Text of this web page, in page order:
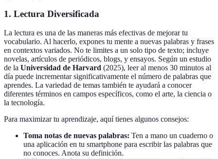
1. Lectura Diversificada
La lectura es una de las maneras más efectivas de mejorar tu
vocabulario. Al hacerlo, expones tu mente a nuevas palabras y frases
en contextos variados. No te limites a un solo tipo de texto; incluye
novelas, artículos de periódicos, blogs, y ensayos. Según un estudio
de la Universidad de Harvard (2025), leer al menos 30 minutos al
día puede incrementar significativamente el número de palabras que
aprendes. La variedad de temas también te ayudará a conocer
diferentes términos en campos específicos, como el arte, la ciencia o
la tecnología.
Para maximizar tu aprendizaje, aquí tienes algunos consejos:
Toma notas de nuevas palabras: Ten a mano un cuaderno o
una aplicación en tu smartphone para escribir las palabras que
no conoces. Anota su definición.